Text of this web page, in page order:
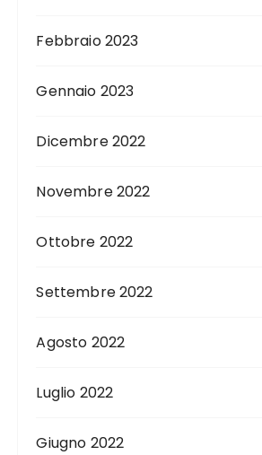
Febbraio 2023
Gennaio 2023
Dicembre 2022
Novembre 2022
Ottobre 2022
Settembre 2022
Agosto 2022
Luglio 2022
Giugno 2022